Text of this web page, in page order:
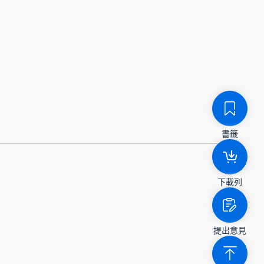
書籤
下載列
提出意見